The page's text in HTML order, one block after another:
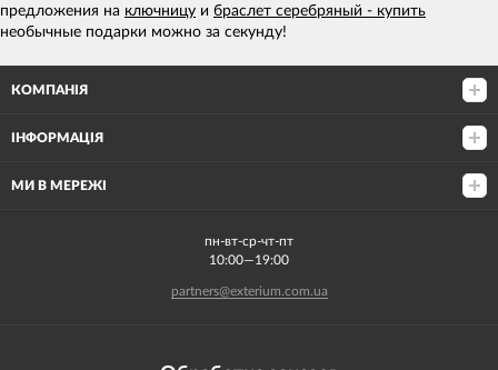
предложения на ключницу и браслет серебряный - купить
необычные подарки можно за секунду!
КОМПАНІЯ
ІНФОРМАЦІЯ
МИ В МЕРЕЖІ
пн-вт-ср-чт-пт
10:00—19:00
partners@exterium.com.ua